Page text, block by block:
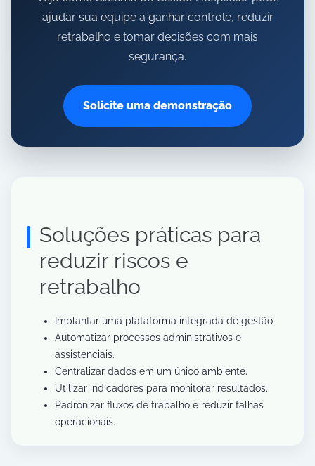
ajudar sua equipe a ganhar controle, reduzir
retrabalho e tomar decisões com mais
segurança.
Solicite uma demonstração
Soluções práticas para
reduzir riscos e
retrabalho
Implantar uma plataforma integrada de gestão.
Automatizar processos administrativos e
assistenciais.
Centralizar dados em um único ambiente.
Utilizar indicadores para monitorar resultados.
Padronizar fluxos de trabalho e reduzir falhas
operacionais.